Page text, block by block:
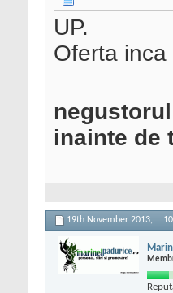
UP.
Oferta
inainte de
19th November 2013,